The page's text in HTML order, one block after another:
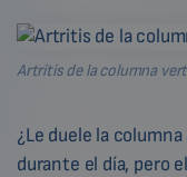
Artritis de la columna
¿Le duele la
durante el día, pero